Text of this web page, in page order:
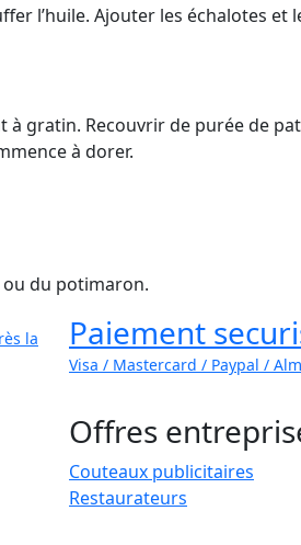
l’huile. Ajouter les échalotes
gratin. Recouvrir de purée de
à dorer.
du potimaron.
la
Paiement
Visa / Mastercard / Paypal /
Offres
Couteaux publicitaires
Restaurateurs